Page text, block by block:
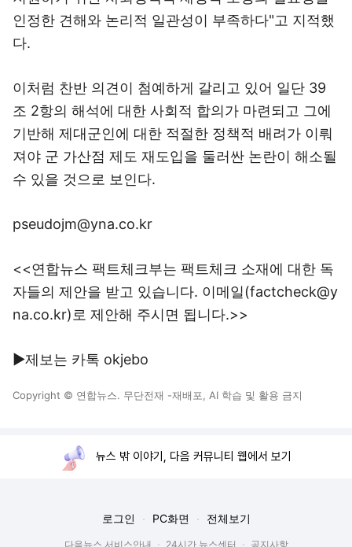
인정한 견해와 논리적 일관성이 부족하다"고 지적했
다.
이처럼 찬반 의견이 첨예하게 갈리고 있어 일단 39
조 2항의 해석에 대한 사회적 합의가 마련되고 그에
기반해 제대군인에 대한 적절한 정책적 배려가 이뤄
져야 군 가산점 제도 재도입을 둘러싼 논란이 해소될
수 있을 것으로 보인다.
pseudojm@yna.co.kr
<<연합뉴스 팩트체크부는 팩트체크 소재에 대한 독
자들의 제안을 받고 있습니다. 이메일(factcheck@y
na.co.kr)로 제안해 주시면 됩니다.>>
▶제보는 카톡 okjebo
Copyright © 연합뉴스. 무단전재 -재배포, AI 학습 및 활용 금지
뉴스 밖 이야기, 다음 커뮤니티 웹에서 보기
로그인 PC화면 전체보기
다음뉴스 서비스안내 24시간 뉴스센터 공지사항